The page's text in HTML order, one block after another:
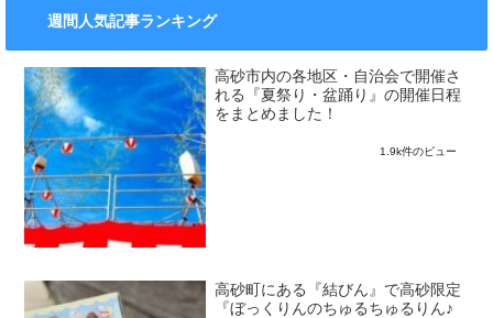
週間人気記事ランキング
高砂市内の各地区・自治会で開催さ
れる『夏祭り・盆踊り』の開催日程
をまとめました！
1.9k件のビュー
高砂町にある『結びん』で高砂限定
『ぼっくりんのちゅるちゅるりん♪